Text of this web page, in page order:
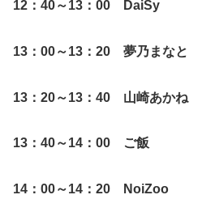
12：40～13：00 DaiSy
13：00～13：20 夢乃まなと
13：20～13：40 山崎あかね
13：40～14：00 ご飯
14：00～14：20 NoiZoo